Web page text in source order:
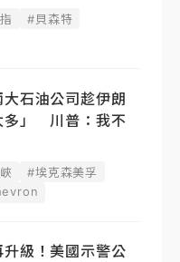
#貝森特
石油公司趁伊朗
多」 川普：我不
#埃克森美孚
升級！美國示警公